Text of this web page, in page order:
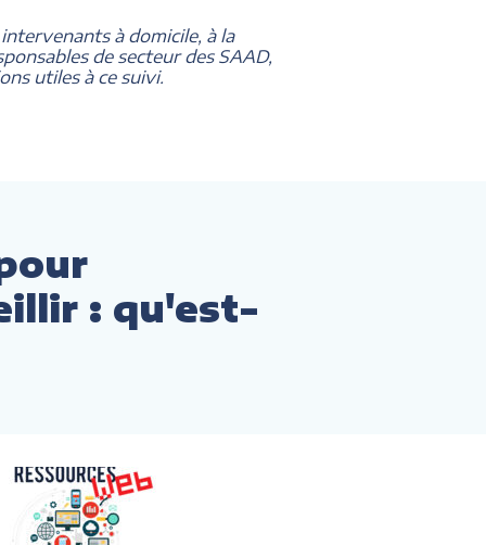
à domicile, à la
de secteur des SAAD,
utiles à ce suivi.
: qu'est-